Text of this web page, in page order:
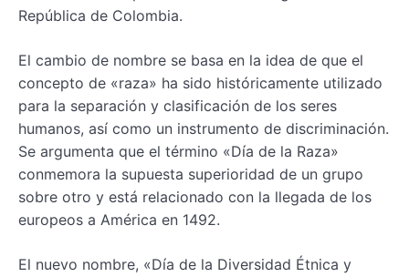
República de Colombia.
El cambio de nombre se basa en la idea de que el
concepto de «raza» ha sido históricamente utilizado
para la separación y clasificación de los seres
humanos, así como un instrumento de discriminación.
Se argumenta que el término «Día de la Raza»
conmemora la supuesta superioridad de un grupo
sobre otro y está relacionado con la llegada de los
europeos a América en 1492.
El nuevo nombre, «Día de la Diversidad Étnica y